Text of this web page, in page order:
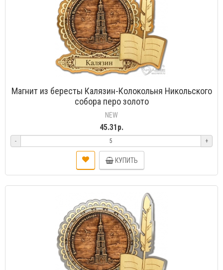
Магнит из бересты Калязин-Колокольня Никольского
собора перо золото
NEW
45.31р.
- +
КУПИТЬ